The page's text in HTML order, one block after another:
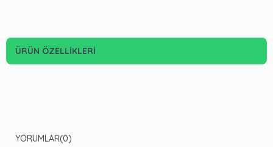
ÜRÜN ÖZELLIKLERI
YORUMLAR(0)